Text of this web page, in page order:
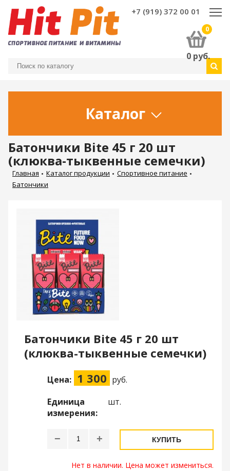
0
0 руб.
+7 (919) 372 00 01
Каталог
Батончики Bite 45 г 20 шт
(клюква-тыквенные семечки)
Главная Каталог продукции
Спортивное питание
Батончики
Батончики Bite 45 г 20 шт
(клюква-тыквенные семечки)
Цена: 1 300 руб.
Единица
измерения:
шт.
− + КУПИТЬ
Нет в наличии. Цена может измениться.